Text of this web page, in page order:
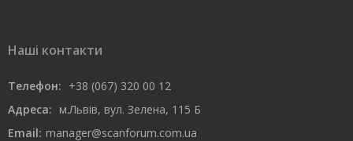
Наші контакти
Телефон: +38 (067) 320 00 12
Адреса: м.Львів, вул. Зелена, 115 Б
Email: manager@scanforum.com.ua